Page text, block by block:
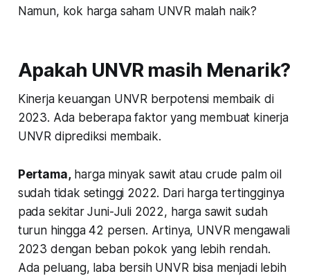
Namun, kok harga saham UNVR malah naik?
Apakah UNVR masih Menarik?
Kinerja keuangan UNVR berpotensi membaik di
2023. Ada beberapa faktor yang membuat kinerja
UNVR diprediksi membaik.
Pertama,harga minyak sawit ataucrude palm oil
sudah tidak setinggi 2022. Dari harga tertingginya
pada sekitar Juni-Juli 2022, harga sawit sudah
turun hingga 42 persen. Artinya, UNVR mengawali
2023 dengan beban pokok yang lebih rendah.
Ada peluang, laba bersih UNVR bisa menjadi lebih